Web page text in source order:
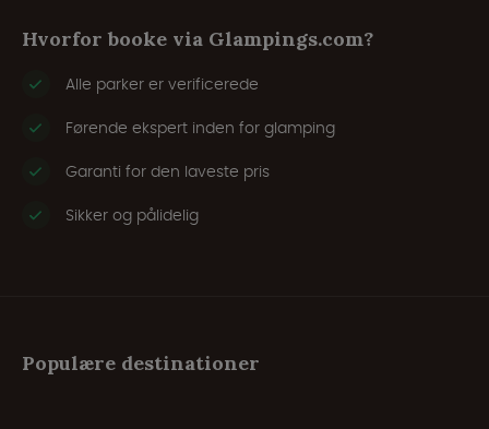
Hvorfor booke via Glampings.com?
Alle parker er verificerede
Førende ekspert inden for glamping
Garanti for den laveste pris
Sikker og pålidelig
Populære destinationer